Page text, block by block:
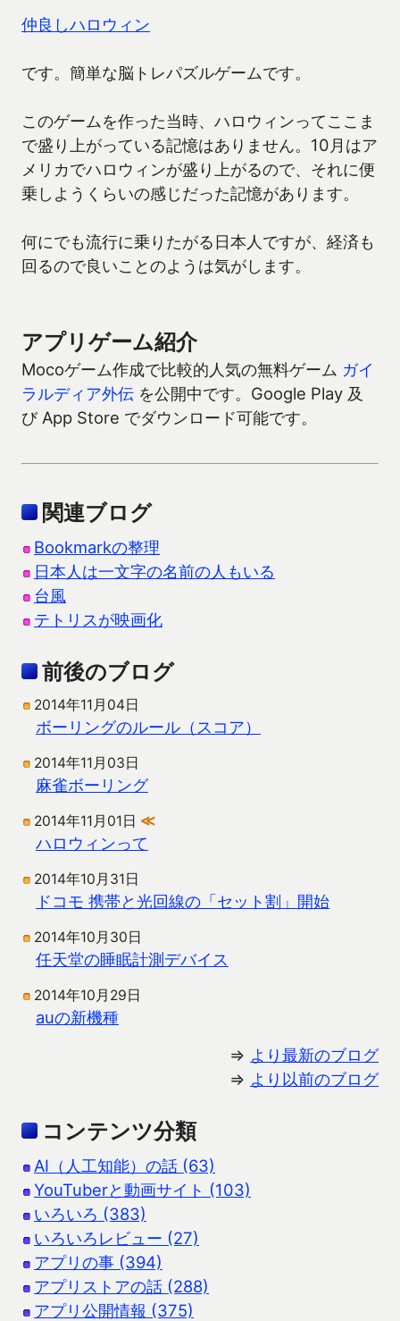
仲良しハロウィン
です。簡単な脳トレパズルゲームです。
このゲームを作った当時、ハロウィンってここま
で盛り上がっている記憶はありません。10月はア
メリカでハロウィンが盛り上がるので、それに便
乗しようくらいの感じだった記憶があります。
何にでも流行に乗りたがる日本人ですが、経済も
回るので良いことのようは気がします。
アプリゲーム紹介
Mocoゲーム作成で比較的人気の無料ゲーム ガイ
ラルディア外伝 を公開中です。Google Play 及
び App Store でダウンロード可能です。
関連ブログ
Bookmarkの整理
日本人は一文字の名前の人もいる
台風
テトリスが映画化
前後のブログ
2014年11月04日
ボーリングのルール（スコア）
2014年11月03日
麻雀ボーリング
2014年11月01日 ≪
ハロウィンって
2014年10月31日
ドコモ 携帯と光回線の「セット割」開始
2014年10月30日
任天堂の睡眠計測デバイス
2014年10月29日
auの新機種
⇒ より最新のブログ
⇒ より以前のブログ
コンテンツ分類
AI（人工知能）の話 (63)
YouTuberと動画サイト (103)
いろいろ (383)
いろいろレビュー (27)
アプリの事 (394)
アプリストアの話 (288)
アプリ公開情報 (375)